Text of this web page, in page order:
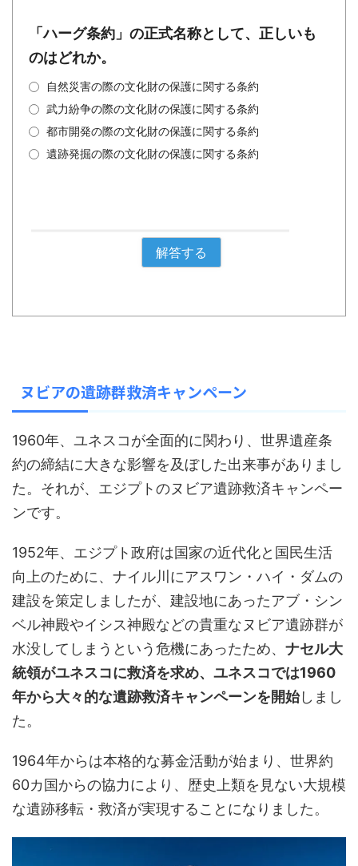
「ハーグ条約」の正式名称として、正しいも
のはどれか。
自然災害の際の文化財の保護に関する条約
武力紛争の際の文化財の保護に関する条約
都市開発の際の文化財の保護に関する条約
遺跡発掘の際の文化財の保護に関する条約
ヌビアの遺跡群救済キャンペーン
1960年、ユネスコが全面的に関わり、世界遺産条
約の締結に大きな影響を及ぼした出来事がありまし
た。それが、エジプトのヌビア遺跡救済キャンペー
ンです。
1952年、エジプト政府は国家の近代化と国民生活
向上のために、ナイル川にアスワン・ハイ・ダムの
建設を策定しましたが、建設地にあったアブ・シン
ベル神殿やイシス神殿などの貴重なヌビア遺跡群が
水没してしまうという危機にあったため、 ナセル大
統領がユネスコに救済を求め、ユネスコでは1960
年から大々的な遺跡救済キャンペーンを開始しまし
た。
1964年からは本格的な募金活動が始まり、世界約
60カ国からの協力により、歴史上類を見ない大規模
な遺跡移転・救済が実現することになりました。